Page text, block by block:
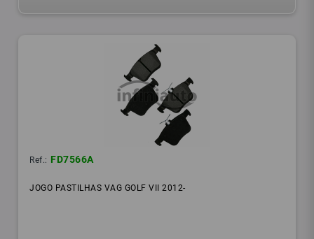
Ref.: FD7566A
JOGO PASTILHAS VAG GOLF VII 2012-